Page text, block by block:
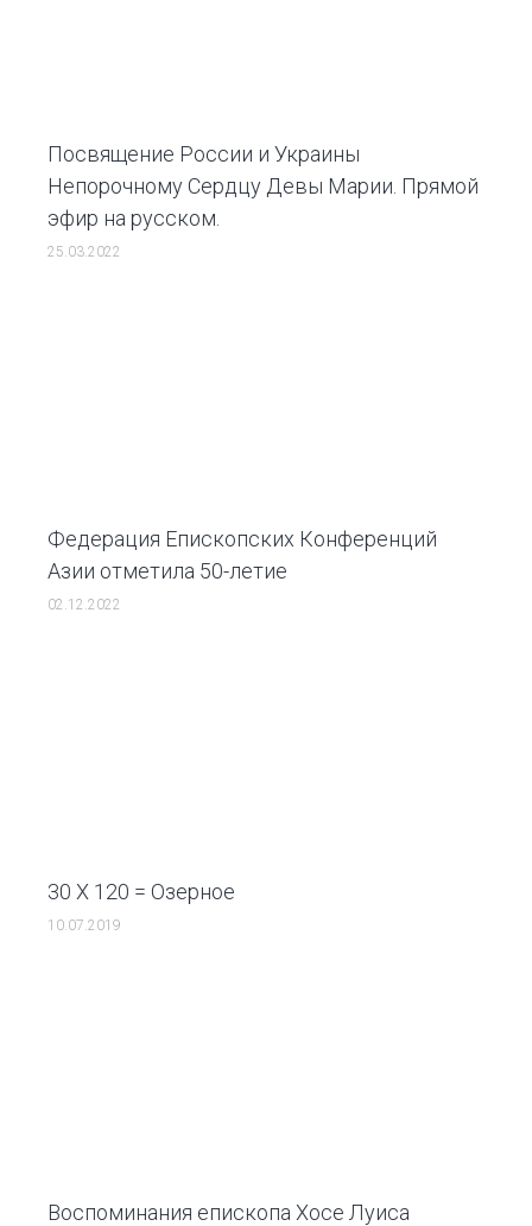
Посвящение России и Украины
Непорочному Сердцу Девы Марии. Прямой
эфир на русском.
25.03.2022
Федерация Епископских Конференций
Азии отметила 50-летие
02.12.2022
30 Х 120 = Озерное
10.07.2019
Воспоминания епископа Хосе Луиса